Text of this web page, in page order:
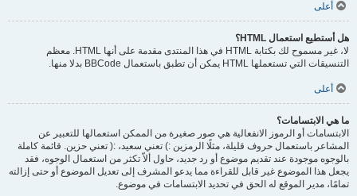
أعلى
هل أستطيع استعمال HTML؟
لا، غير مسموح لك بكتابة HTML في هذا المنتدى مقدمة على أنها HTML. معظم
التنسيقات التي تستعملها HTML يمكن أن تطبق باستعمال BBCode بدلا منها.
أعلى
ما هي الابتسامات؟
الابتسامات أو الرموز الانفعالية هي صور صغيرة من الممكن استعمالها للتعبير عن
المشاعر باستعمال حروف قليلة، مثلًا الرمزين :) تعني سعيد، :( تعني حزين. قائمة كاملة
بالوجوه موجودة عند تقديم موضوع أو رد جديد، حاول ألاّ تكثر من استعمال الوجوه، فقد
يجعل هذا الموضوع غير قابل للقراءة مما يدعو المشرف إلى تعديل الموضوع أو حتى إزالته
تمامًا، مدير الموقع له الحق في تحديد الابتسامات في موضوع.